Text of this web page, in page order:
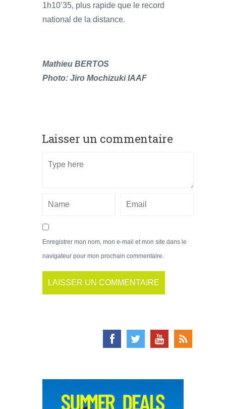
1h10’35, plus rapide que le record
national de la distance.
Mathieu BERTOS
Photo: Jiro Mochizuki IAAF
Laisser un commentaire
Enregistrer mon nom, mon e-mail et mon site dans le
navigateur pour mon prochain commentaire.